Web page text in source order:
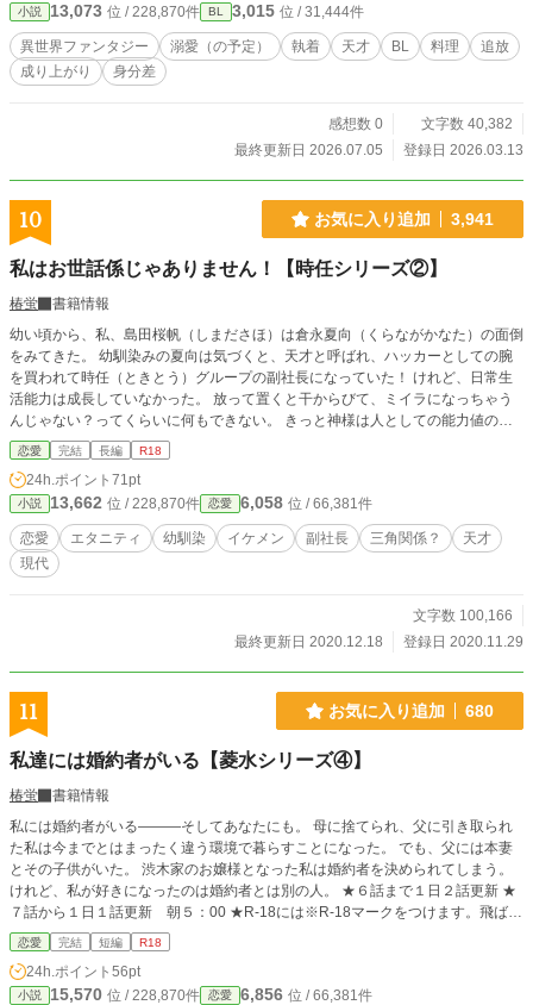
小説 13,073 位 / 228,870件 BL 3,015 位 / 31,444件
異世界ファンタジー 溺愛（の予定） 執着 天才 BL 料理
追放
成り上がり
身分差
感想数 0
文字数 40,382
最終更新日 2026.07.05
登録日 2026.03.13
10 お気に入り追加 3,941
私はお世話係じゃありません！【時任シリーズ②】
椿蛍
書籍情報
幼い頃から、私、島田桜帆（しまださほ）は倉永夏向（くらながかなた）の面倒
をみてきた。 幼馴染みの夏向は気づくと、天才と呼ばれ、ハッカーとしての腕
を買われて時任（ときとう）グループの副社長になっていた！ けれど、日常生
活能力は成長していなかった。 放って置くと干からびて、ミイラになっちゃう
んじゃない？ってくらいに何もできない。 きっと神様は人としての能力値の振
り方を間違えたに違いない。 幼馴染みとして、そんな夏向の面倒を見てきたけ
ど、夏向を好きだという会社の秘書の女の子が現れた。 もうお世話係はおしま
いよね？ ★視点切り替えあります。 ★R－１８には※R－１８をつけます。 ★
飛ばして読むことも可能です。 ★時任シリーズ第２弾
恋愛 完結 長編 R18
24h.ポイント 71pt
小説 13,662 位 / 228,870件 恋愛 6,058 位 / 66,381件
恋愛 エタニティ 幼馴染 イケメン 副社長 三角関係？
天才
現代
文字数 100,166
最終更新日 2020.12.18
登録日 2020.11.29
11 お気に入り追加 680
私達には婚約者がいる【菱水シリーズ④】
椿蛍
書籍情報
私には婚約者がいる―――そしてあなたにも。 母に捨てられ、父に引き取られ
た私は今までとはまったく違う環境で暮らすことになった。 でも、父には本妻
とその子供がいた。 渋木家のお嬢様となった私は婚約者を決められてしまう。
けれど、私が好きになったのは婚約者とは別の人。 ★６話まで１日２話更新 ★
７話から１日１話更新 朝５：00 ★R-18には※R-18マークをつけます。飛ばし
て読むことも可能です。 ★視点切り替えあり
恋愛 完結 短編 R18
24h.ポイント 56pt
小説 15,570 位 / 228,870件 恋愛 6,856 位 / 66,381件